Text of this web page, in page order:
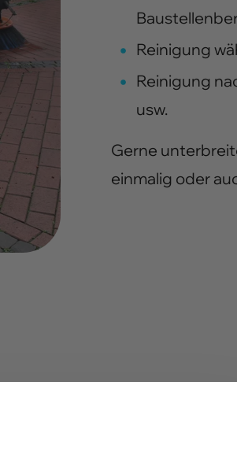
Reinigung
Reinigung
usw.
Gerne
einmalig oder